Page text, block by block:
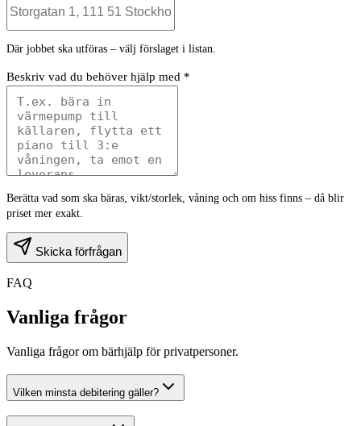
Där jobbet ska utföras – välj förslaget i listan.
Beskriv vad du behöver hjälp med *
Berätta vad som ska bäras, vikt/storlek, våning och om hiss finns – då blir
priset mer exakt.
Skicka förfrågan
FAQ
Vanliga frågor
Vanliga frågor om bärhjälp för privatpersoner.
Vilken minsta debitering gäller?